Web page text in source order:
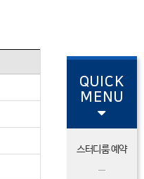
QUICK
MENU
스터디룸 예약